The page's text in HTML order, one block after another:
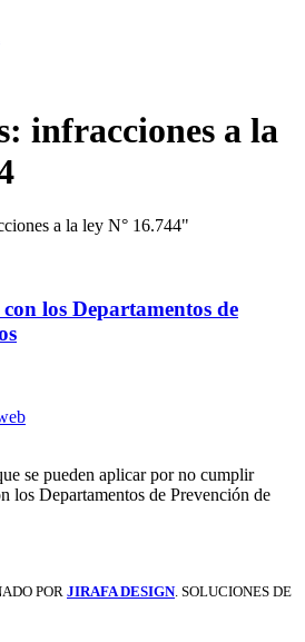
infracciones a la
a la ley N° 16.744"
los Departamentos de
se pueden aplicar por no cumplir
los Departamentos de Prevención de
POR JIRAFA DESIGN. SOLUCIONES DE